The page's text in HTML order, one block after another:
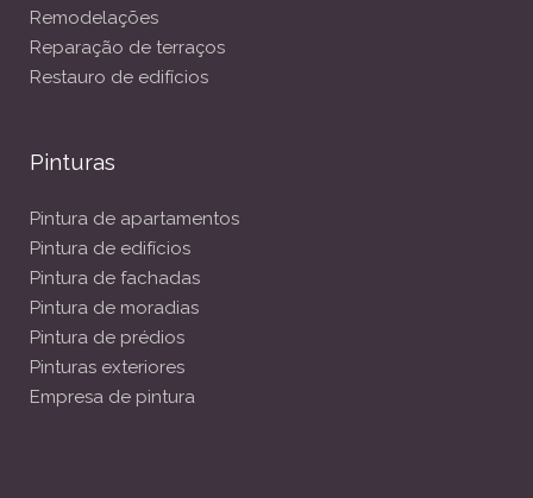
Remodelações
Reparação de terraços
Restauro de edifícios
Pinturas
Pintura de apartamentos
Pintura de edifícios
Pintura de fachadas
Pintura de moradias
Pintura de prédios
Pinturas exteriores
Empresa de pintura